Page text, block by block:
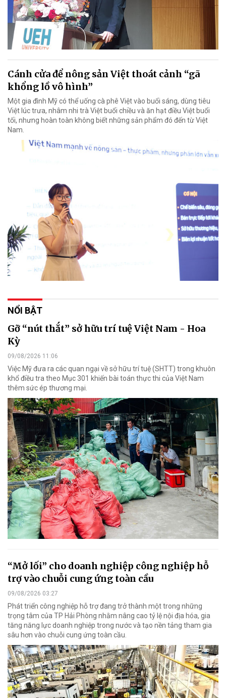
Cánh cửa để nông sản Việt thoát cảnh “gã
khổng lồ vô hình”
Một gia đình Mỹ có thể uống cà phê Việt vào buổi sáng, dùng tiêu
Việt lúc trưa, nhâm nhi trà Việt buổi chiều và ăn hạt điều Việt buổi
tối, nhưng hoàn toàn không biết những sản phẩm đó đến từ Việt
Nam.
NỔI BẬT
Gỡ “nút thắt” sở hữu trí tuệ Việt Nam - Hoa
Kỳ
09/08/2026 11:06
Việc Mỹ đưa ra các quan ngại về sở hữu trí tuệ (SHTT) trong khuôn
khổ điều tra theo Mục 301 khiến bài toán thực thi của Việt Nam
thêm sức ép thương mại.
“Mở lối” cho doanh nghiệp công nghiệp hỗ
trợ vào chuỗi cung ứng toàn cầu
09/08/2026 03:27
Phát triển công nghiệp hỗ trợ đang trở thành một trong những
trọng tâm của TP Hải Phòng nhằm nâng cao tỷ lệ nội địa hóa, gia
tăng năng lực doanh nghiệp trong nước và tạo nền tảng tham gia
sâu hơn vào chuỗi cung ứng toàn cầu.